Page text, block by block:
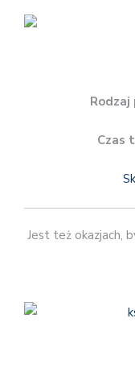
Rodzaj
Czas
Jest też okazjach,